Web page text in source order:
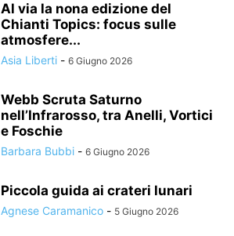
Al via la nona edizione del
Chianti Topics: focus sulle
atmosfere...
Asia Liberti - 6 Giugno 2026
Webb Scruta Saturno
nell’Infrarosso, tra Anelli, Vortici
e Foschie
Barbara Bubbi - 6 Giugno 2026
Piccola guida ai crateri lunari
Agnese Caramanico - 5 Giugno 2026